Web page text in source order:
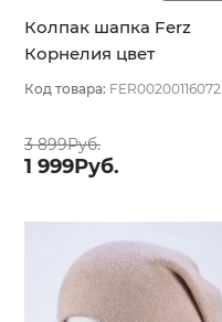
Колпак шапка Ferz
Корнелия цвет
Пудровый
Код товара: FER00200116072
3 899Руб.
1 999Руб.